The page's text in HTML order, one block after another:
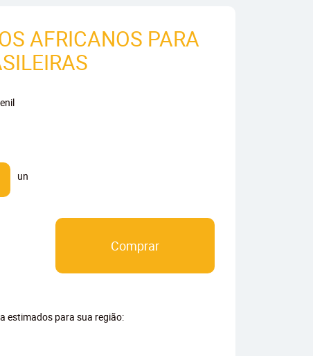
AFRICANOS PARA
un
Comprar
estimados para sua região: